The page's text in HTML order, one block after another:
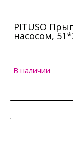
PITUSO
насосом,
В наличии